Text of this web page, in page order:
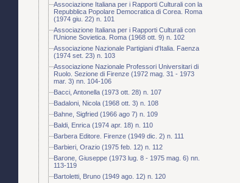
Associazione Italiana per i Rapporti Culturali con la
Repubblica Popolare Democratica di Corea. Roma
(1974 giu. 22) n. 101
Associazione Italiana per i Rapporti Culturali con
l'Unione Sovietica. Roma (1968 ott. 9) n. 102
Associazione Nazionale Partigiani d'Italia. Faenza
(1974 set. 23) n. 103
Associazione Nazionale Professori Universitari di
Ruolo. Sezione di Firenze (1972 mag. 31 - 1973
mar. 3) nn. 104-106
Bacci, Antonella (1973 ott. 28) n. 107
Badaloni, Nicola (1968 ott. 3) n. 108
Bahne, Sigfried (1966 ago 7) n. 109
Baldi, Enrica (1974 apr. 18) n. 110
Barbera Editore. Firenze (1949 dic. 2) n. 111
Barbieri, Orazio (1975 feb. 12) n. 112
Barone, Giuseppe (1973 lug. 8 - 1975 mag. 6) nn.
113-119
Bartoletti, Bruno (1949 ago. 12) n. 120